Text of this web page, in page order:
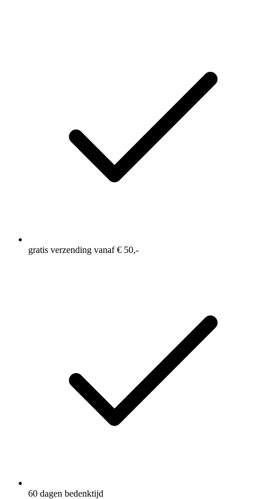
Elastisch binnenbroekje voor de juiste ondersteuning
Zijsplitten voor extra bewegingsvrijheid
4-Way stretch voor meer bewegingsvrijheid
Gemaakt van gerecycled polyester
Binnenbeenlengte: 5 Inch = ca. 13 cm
gratis verzending vanaf € 50,-
60 dagen bedenktijd